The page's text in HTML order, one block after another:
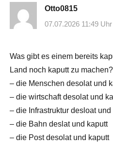
Otto0815
07.07.2026 11:49 Uhr
Was gibt es einem bereits
Land noch kaputt zu machen?
– die Menschen desolat und
– die wirtschaft desolat und
– die Infrastruktur desloat und
– die Bahn deslat und kaputt
– die Post desolat und kaputt